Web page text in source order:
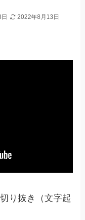
2022年8月13日
り抜き（文字起